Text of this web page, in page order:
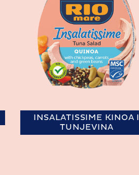
INSALATISSIME KINOA I
TUNJEVINA